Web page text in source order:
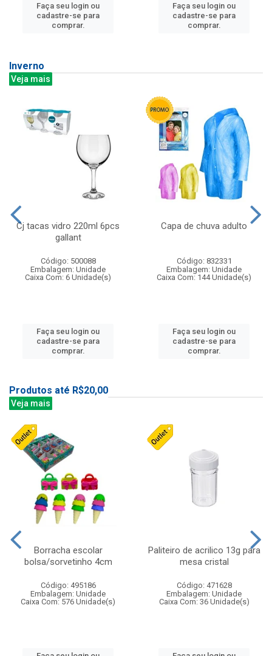
Faça seu login ou
cadastre-se para
comprar.
Faça seu login ou
cadastre-se para
comprar.
Inverno
Veja mais
Cj tacas vidro 220ml 6pcs
gallant
Código: 500088
Embalagem: Unidade
Caixa Com: 6 Unidade(s)
Faça seu login ou
cadastre-se para
comprar.
Capa de chuva adulto
Código: 832331
Embalagem: Unidade
Caixa Com: 144 Unidade(s)
Faça seu login ou
cadastre-se para
comprar.
Produtos até R$20,00
Veja mais
Borracha escolar
bolsa/sorvetinho 4cm
Código: 495186
Embalagem: Unidade
Caixa Com: 576 Unidade(s)
Paliteiro de acrilico 13g para
mesa cristal
Código: 471628
Embalagem: Unidade
Caixa Com: 36 Unidade(s)